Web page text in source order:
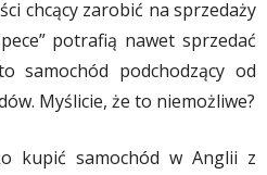
chcący zarobić na sprzedaży
potrafią nawet sprzedać
samochód podchodzący od
Myślicie, że to niemożliwe?
kupić samochód w Anglii z